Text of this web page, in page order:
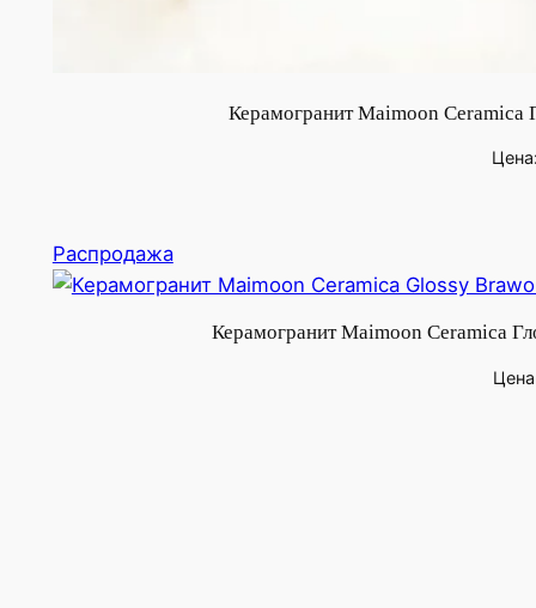
Керамогранит Maimoon
РаспродажаПродаваемый
товар
Керамогранит Maimoon Ceramica